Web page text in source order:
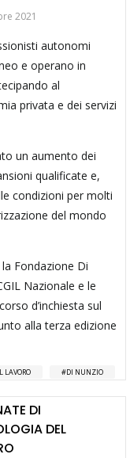
2021
autonomi
e operano in
al
privata e dei servizi
un aumento dei
qualificate e,
condizioni per molti
del mondo
Fondazione Di
Nazionale e le
d’inchiesta sul
alla terza edizione
LAVORO DI NUNZIO
DI
DEL